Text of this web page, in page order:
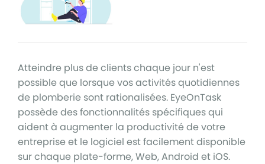
Atteindre plus de clients chaque jour n'est
possible que lorsque vos activités quotidiennes
de plomberie sont rationalisées. EyeOnTask
possède des fonctionnalités spécifiques qui
aident à augmenter la productivité de votre
entreprise et le logiciel est facilement disponible
sur chaque plate-forme, Web, Android et iOS.